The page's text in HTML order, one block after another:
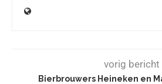
vorig bericht
Bierbrouwers Heineken en